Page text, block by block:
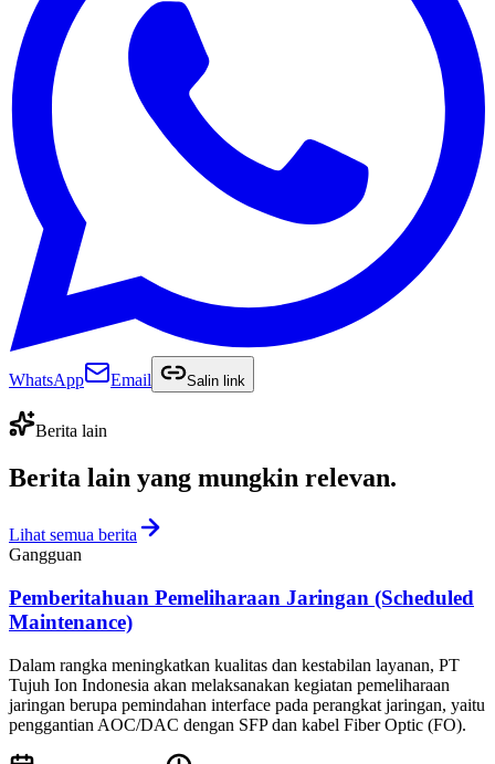
WhatsApp Email Salin link
Berita lain
Berita lain yang mungkin relevan.
Lihat semua berita
Gangguan
Pemberitahuan Pemeliharaan Jaringan (Scheduled
Maintenance)
Dalam rangka meningkatkan kualitas dan kestabilan layanan, PT
Tujuh Ion Indonesia akan melaksanakan kegiatan pemeliharaan
jaringan berupa pemindahan interface pada perangkat jaringan, yaitu
penggantian AOC/DAC dengan SFP dan kabel Fiber Optic (FO).